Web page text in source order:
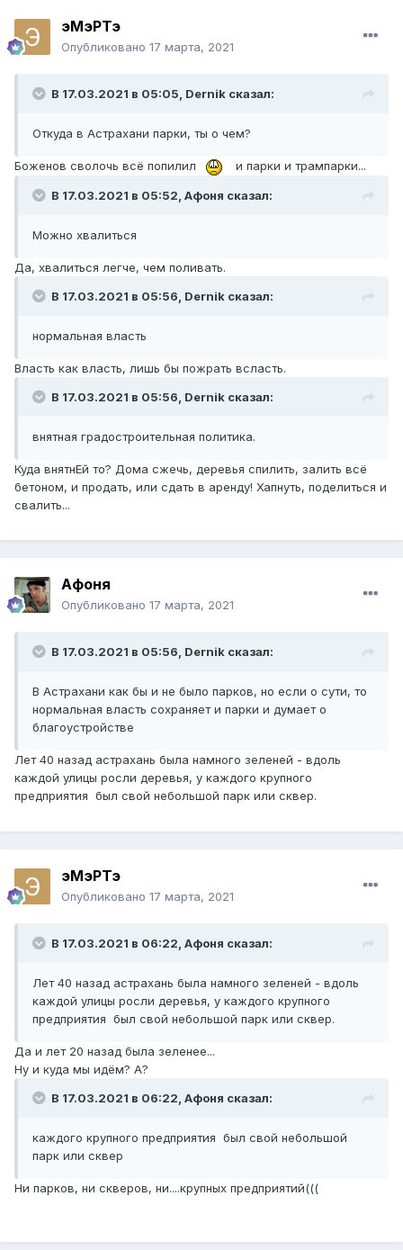
эМэРТэ
Опубликовано 17 марта, 2021
В 17.03.2021 в 05:05, Dernik сказал:
Откуда в Астрахани парки, ты о чем?
Боженов сволочь всё попилил и парки и трампарки...
В 17.03.2021 в 05:52, Афоня сказал:
Можно хвалиться
Да, хвалиться легче, чем поливать.
В 17.03.2021 в 05:56, Dernik сказал:
нормальная власть
Власть как власть, лишь бы пожрать всласть.
В 17.03.2021 в 05:56, Dernik сказал:
внятная градостроительная политика.
Куда внятнЕй то? Дома сжечь, деревья спилить, залить всё
бетоном, и продать, или сдать в аренду! Хапнуть, поделиться и
свалить...
Афоня
Опубликовано 17 марта, 2021
В 17.03.2021 в 05:56, Dernik сказал:
В Астрахани как бы и не было парков, но если о сути, то
нормальная власть сохраняет и парки и думает о
благоустройстве
Лет 40 назад астрахань была намного зеленей - вдоль
каждой улицы росли деревья, у каждого крупного
предприятия был свой небольшой парк или сквер.
эМэРТэ
Опубликовано 17 марта, 2021
В 17.03.2021 в 06:22, Афоня сказал:
Лет 40 назад астрахань была намного зеленей - вдоль
каждой улицы росли деревья, у каждого крупного
предприятия был свой небольшой парк или сквер.
Да и лет 20 назад была зеленее...
Ну и куда мы идём? А?
В 17.03.2021 в 06:22, Афоня сказал:
каждого крупного предприятия был свой небольшой
парк или сквер
Ни парков, ни скверов, ни....крупных предприятий(((